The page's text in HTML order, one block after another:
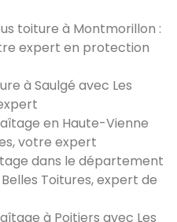
toiture à Montmorillon :
expert en protection
à Saulgé avec Les
en Haute-Vienne
votre expert
dans le département
Toitures, expert de
à Poitiers avec Les